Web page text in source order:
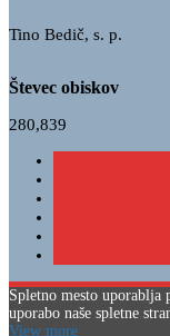
Tino Bedič, s. p.
Števec obiskov
280,839
Spletno mesto uporablja
uporabo naše spletne
View more